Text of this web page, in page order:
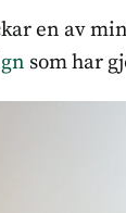
en av
som har